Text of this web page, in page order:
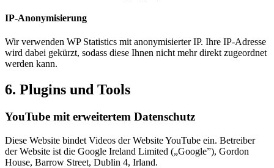
IP-Anonymisierung
Wir verwenden WP Statistics mit anonymisierter IP. Ihre IP-Adresse
wird dabei gekürzt, sodass diese Ihnen nicht mehr direkt zugeordnet
werden kann.
6. Plugins und Tools
YouTube mit erweitertem Datenschutz
Diese Website bindet Videos der Website YouTube ein. Betreiber
der Website ist die Google Ireland Limited („Google”), Gordon
House, Barrow Street, Dublin 4, Irland.